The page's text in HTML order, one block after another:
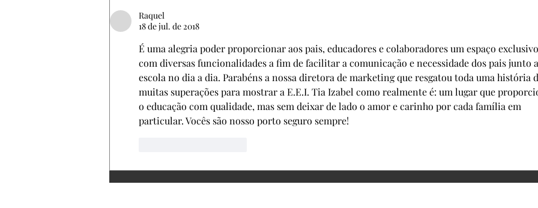
Raquel
18 de jul. de 2018
É uma alegria poder proporcionar aos pais, educadores e colaboradores um espaço exclusivo
com diversas funcionalidades a fim de facilitar a comunicação e necessidade dos pais junto a
escola no dia a dia. Parabéns a nossa diretora de marketing que resgatou toda uma história
muitas superações para mostrar a E.E.I. Tia Izabel como realmente é: um lugar que
o educação com qualidade, mas sem deixar de lado o amor e carinho por cada família em
particular. Vocês são nosso porto seguro sempre!